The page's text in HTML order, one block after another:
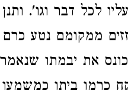
לכל דבר וגו'. ותנן
ממקומם נטע כרם
את יבמתו שנאמר